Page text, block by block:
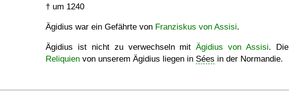
† um 1240
Ägidius war ein Gefährte von Franziskus von Assisi.
Ägidius ist nicht zu verwechseln mitÄgidius von Assisi. Die
Reliquien von unserem Ägidius liegen in Sées in der Normandie.